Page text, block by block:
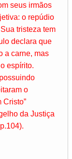
seus irmãos
o repúdio
tristeza tem
declara que
a carne, mas
espírito.
o
Cristo”
da Justiça